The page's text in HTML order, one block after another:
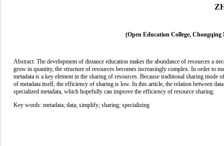
(Open Education College, Chongqing
Abstract: The development of distance education makes the abundance of resources a
grow in quantity, the structure of resources becomes increasingly complex. In order to
metadata is a key element in the sharing of resources. Because traditional sharing
of metadata itself, the efficiency of sharing is low. In this article, the relation between
specialized metadata, which hopefully can improve the efficiency of resource sharing.
Key words:metadata; data; simplify; sharing; specializing